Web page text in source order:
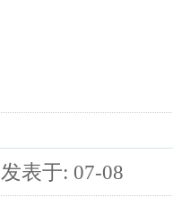
发表于: 07-08